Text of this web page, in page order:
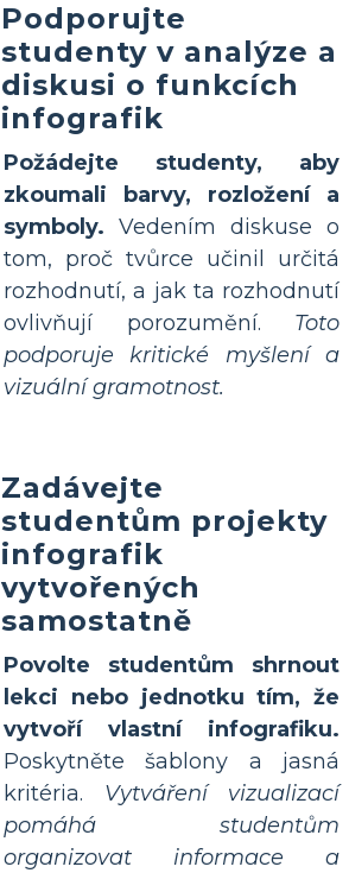
Podporujte
studenty v analýze a
diskusi o funkcích
infografik
Požádejte studenty, aby
zkoumali barvy, rozložení a
symboly. Vedením diskuse o
tom, proč tvůrce učinil určitá
rozhodnutí, a jak ta rozhodnutí
ovlivňují porozumění. Toto
podporuje kritické myšlení a
vizuální gramotnost.
Zadávejte
studentům projekty
infografik
vytvořených
samostatně
Povolte studentům shrnout
lekci nebo jednotku tím, že
vytvoří vlastní infografiku.
Poskytněte šablony a jasná
kritéria. Vytváření vizualizací
pomáhá studentům
organizovat informace a